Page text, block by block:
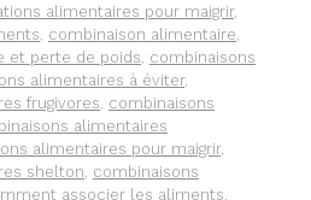
alimentaires pour maigrir,
, combinaison alimentaire,
et perte de poids, combinaisons
alimentaires à éviter,
frugivores, combinaisons
alimentaires
alimentaires pour maigrir,
shelton, combinaisons
associer les aliments,